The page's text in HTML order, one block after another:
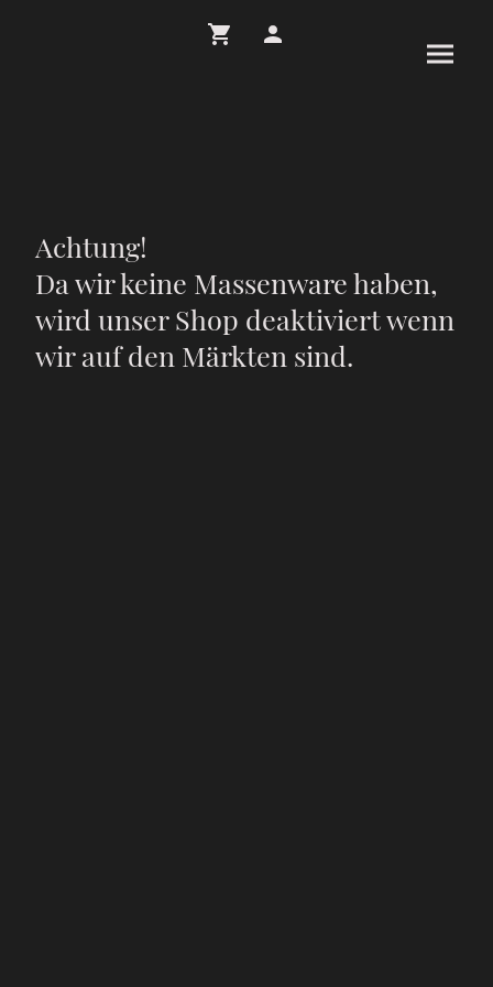
Achtung!
Da wir keine Massenware haben,
wird unser Shop deaktiviert wenn
wir auf den Märkten sind.